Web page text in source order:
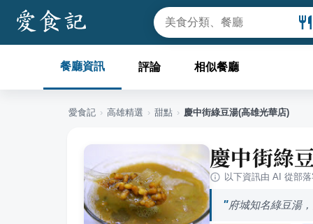
餐廳資訊 評論 相似餐廳
愛食記 › 高雄精選 › 甜點 › 慶中街綠豆湯(高雄光華店)
慶中街綠
以下資訊由 AI 從部
府城知名綠豆湯